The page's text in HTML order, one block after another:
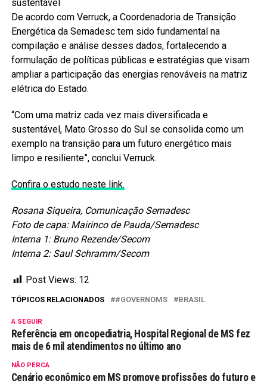
sustentável
De acordo com Verruck, a Coordenadoria de Transição
Energética da Semadesc tem sido fundamental na
compilação e análise desses dados, fortalecendo a
formulação de políticas públicas e estratégias que visam
ampliar a participação das energias renováveis na matriz
elétrica do Estado.
“Com uma matriz cada vez mais diversificada e
sustentável, Mato Grosso do Sul se consolida como um
exemplo na transição para um futuro energético mais
limpo e resiliente”, conclui Verruck.
Confira o estudo neste link.
Rosana Siqueira, Comunicação Semadesc
Foto de capa: Mairinco de Pauda/Semadesc
Interna 1: Bruno Rezende/Secom
Interna 2: Saul Schramm/Secom
Post Views: 12
TÓPICOS RELACIONADOS #GOVERNOMS BRASIL
A SEGUIR
Referência em oncopediatria, Hospital Regional de MS fez
mais de 6 mil atendimentos no último ano
NÃO PERCA
Cenário econômico em MS promove profissões do futuro e